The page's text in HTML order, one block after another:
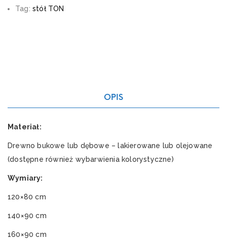
Tag: stół TON
OPIS
Materiał:
Drewno bukowe lub dębowe – lakierowane lub olejowane
(dostępne również wybarwienia kolorystyczne)
Wymiary:
120×80 cm
140×90 cm
160×90 cm